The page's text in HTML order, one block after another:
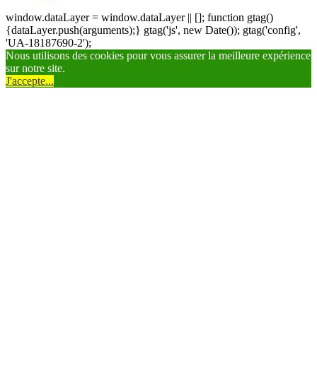
window.dataLayer = window.dataLayer || []; function gtag()
{dataLayer.push(arguments);} gtag('js', new Date()); gtag('config',
'UA-18187690-2');
Nous utilisons des cookies pour vous assurer la meilleure expérience
sur notre site.
J'accepte...